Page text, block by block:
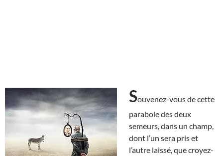
Souvenez-vous de cette
parabole des deux
semeurs, dans un champ,
dont l’un sera pris et
l’autre laissé, que croyez-